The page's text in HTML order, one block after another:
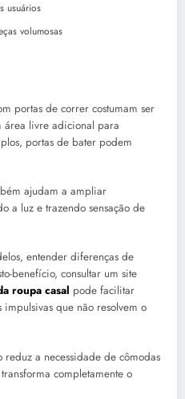
usuários
volumosas
portas de correr costumam ser
área livre adicional para
portas de bater podem
ajudam a ampliar
a luz e trazendo sensação de
entender diferenças de
benefício, consultar um site
roupa casal pode facilitar
que não resolvem o
a necessidade de cômodas
completamente o